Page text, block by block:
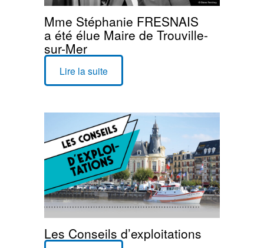
Mme Stéphanie FRESNAIS
a été élue Maire de Trouville-
sur-Mer
Lire la suite
Les Conseils d’exploitations